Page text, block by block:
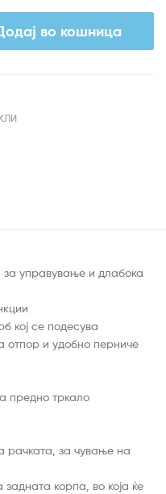
во кошница
за управување и длабока
кој се подесува
отпор и удобно перниче
предно тркало
рачката, за чување на
корпа, во која ќе